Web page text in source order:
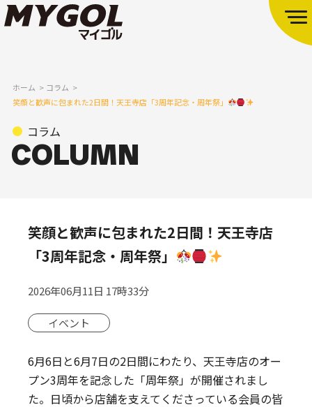
ホーム
コラム
笑顔と歓声に包まれた2日間！天王寺店「3周年記念・周年祭」
コラム
笑顔と歓声に包まれた2日間！天王寺店
「3周年記念・周年祭」
2026年06月11日 17時33分
イベント
6月6日と6月7日の2日間にわたり、天王寺店のオー
プン3周年を記念した「周年祭」が開催されまし
た。日頃から店舗を支えてくださっている会員の皆